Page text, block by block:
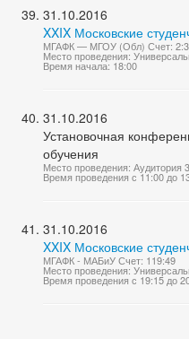
31.10.2016
XXIX Московские
МГАФК — МГОУ (Обл) Счет: 2:3
Место проведения:
Время начала: 18:00
31.10.2016
Установочная
обучения
Место проведения: Аудитория
Время проведения с 11:00 до
31.10.2016
XXIX Московские
МГАФК - МАБиУ Счет: 119:49
Место проведения:
Время проведения с 19:15 до